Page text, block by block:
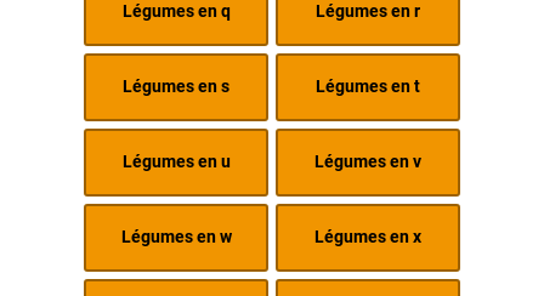
Légumes en q Légumes en r
Légumes en s Légumes en t
Légumes en u Légumes en v
Légumes en w Légumes en x